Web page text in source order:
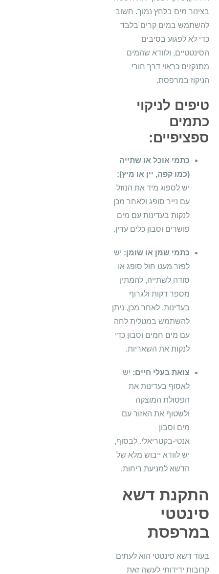
בצינור מים בלחץ נמוך. חשוב
להשתמש במים קרים בלבד
כדי לא לפגוע בסיבים
הסינטטיים, ולוודא שהמים
מתנקזים כראוי דרך חורי
הניקוז במרפסת.
טיפים לניקוי
כתמים
ספציפיים:
כתמי אוכל או שתייה
(כמו קפה, יין או מיץ):
יש לספוג מיד את הנוזל
עם נייר סופג ולאחר מכן
לנקות בעדינות עם מים
פושרים וסבון כלים עדין.
כתמי שמן או שומן: יש
לפזר מעט חול סופג או
סודה לשתייה, להמתין
מספר דקות ולגרוף
בעדינות. לאחר מכן, ניתן
להשתמש במטלית לחה
עם מים חמים וסבון כדי
לנקות את השאריות.
צואת בעלי חיים: יש
לאסוף בעדינות את
הפסולת המוצקה
ולשטוף את האזור עם
מים וסבון
אנטי-בקטריאלי. לבסוף,
יש לוודא ייבוש מלא של
הדשא למניעת ריחות.
התקנת דשא
סינטטי
במרפסת
בעוד דשא סינטטי הוא לעתים
קרובות ידידותי לעשה זאת